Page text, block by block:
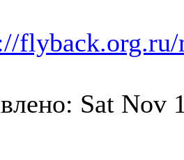
flyback.org.ru/
Sat Nov